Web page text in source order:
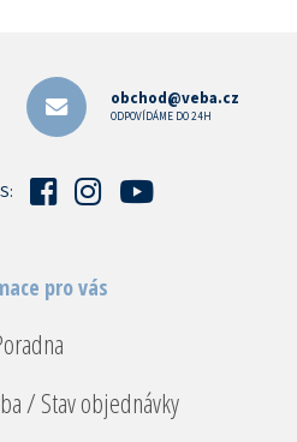
obchod@veba.cz
ODPOVÍDÁME DO 24H
pro vás
/ Stav objednávky